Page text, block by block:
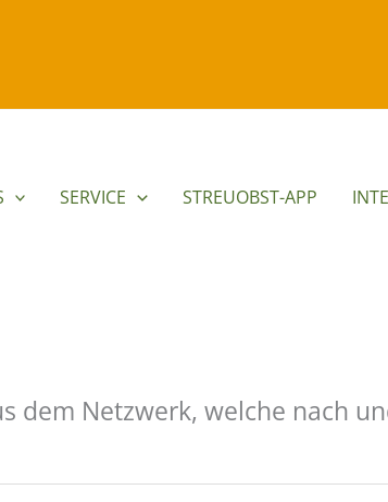
SERVICE STREUOBST-APP
dem Netzwerk, welche nach